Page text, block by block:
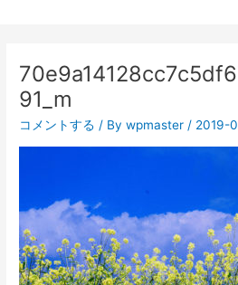
91_m
コメントする / Bywpmaster / 2019-